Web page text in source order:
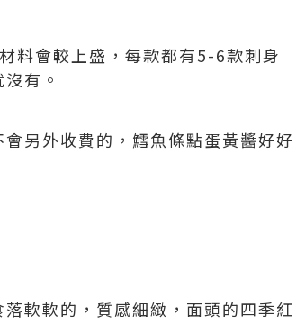
料會較上盛，每款都有5-6款刺身
有。
另外收費的，鱈魚條點蛋黃醬好好
落軟軟的，質感細緻，面頭的四季紅